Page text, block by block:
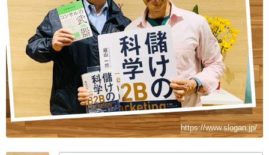
https://www.slogan.jp/